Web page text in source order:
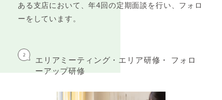
ある支店において、年4回の定期面談を行い、フォロ
ーをしています。
エリアミーティング・エリア研修・
フォロ
ーアップ研修